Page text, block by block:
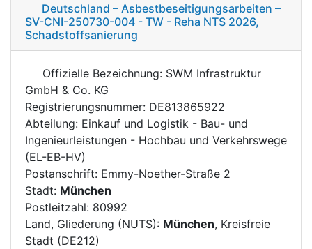
Deutschland – Asbestbeseitigungsarbeiten –
SV-CNI-250730-004 - TW - Reha NTS 2026,
Schadstoffsanierung
Offizielle Bezeichnung: SWM Infrastruktur
GmbH & Co. KG
Registrierungsnummer: DE813865922
Abteilung: Einkauf und Logistik - Bau- und
Ingenieurleistungen - Hochbau und Verkehrswege
(EL-EB-HV)
Postanschrift: Emmy-Noether-Straße 2
Stadt: München
Postleitzahl: 80992
Land, Gliederung (NUTS): München, Kreisfreie
Stadt (DE212)